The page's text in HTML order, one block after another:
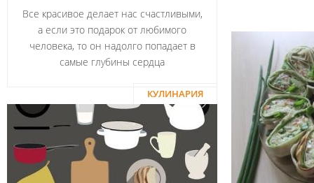
Все красивое делает нас счастливыми,
а если это подарок от любимого
человека, то он надолго попадает в
самые глубины сердца
КУЛИНАРИЯ